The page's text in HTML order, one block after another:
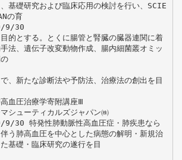
基礎研究および臨床応用の検討を行い、SCIE
の育
9/30
的とする。とくに腸管と腎臓の臓器連関に着
法、遺伝子改変動物作成、腸内細菌叢オミッ
、新たな診断法や予防法、治療法の創出を目
血圧治療学寄附講座Ⅲ
シューティカルズジャパン㈱
30 特発性肺動脈性高血圧症・肺疾患なら
う肺高血圧を中心とした病態の解明・新規治
基礎・臨床研究の遂行を目